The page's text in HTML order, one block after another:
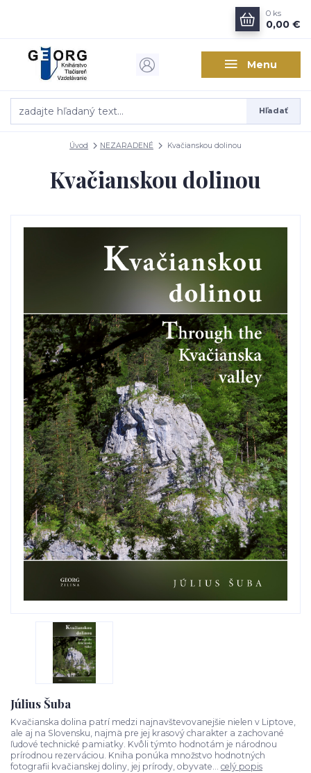
Menu
Hľadať
0 ks
0,00 €
Úvod NEZARADENÉ Kvačianskou dolinou
Kvačianskou dolinou
Július Šuba
Kvačianska dolina patrí medzi najnavštevovanejšie nielen v Liptove,
ale aj na Slovensku, najmä pre jej krasový charakter a zachované
ľudové technické pamiatky. Kvôli týmto hodnotám je národnou
prírodnou rezerváciou. Kniha ponúka množstvo hodnotných
fotografii kvačianskej doliny, jej prírody, obyvate... celý popis